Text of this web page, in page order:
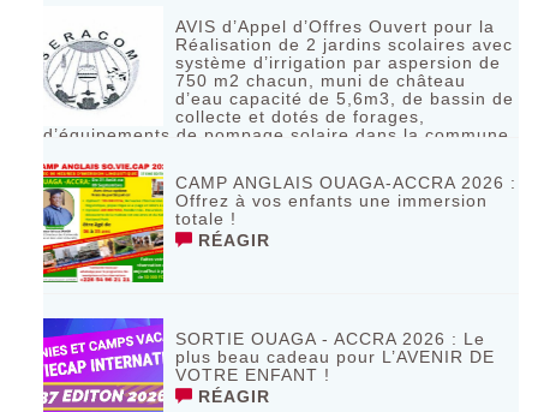
AVIS d’Appel d’Offres Ouvert pour la
Réalisation de 2 jardins scolaires avec
système d’irrigation par aspersion de
750 m2 chacun, muni de château
d’eau capacité de 5,6m3, de bassin de
collecte et dotés de forages,
d’équipements de pompage solaire dans la commune
RÉAGIR
CAMP ANGLAIS OUAGA-ACCRA 2026 :
Offrez à vos enfants une immersion
totale !
RÉAGIR
SORTIE OUAGA - ACCRA 2026 : Le
plus beau cadeau pour L’AVENIR DE
VOTRE ENFANT !
RÉAGIR